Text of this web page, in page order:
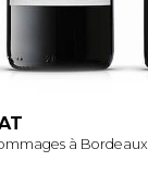
à Bordeaux.